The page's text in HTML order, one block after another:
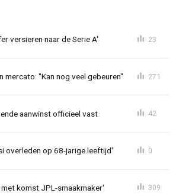
versieren naar de Serie A' 23
mercato: "Kan nog veel gebeuren" 271
aanwinst officieel vast 42
overleden op 68-jarige leeftijd' 0
met komst JPL-smaakmaker' 309